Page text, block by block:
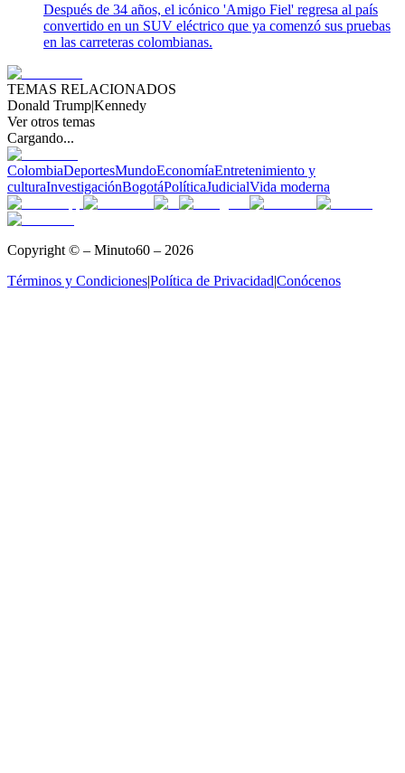
Después de 34 años, el icónico 'Amigo Fiel' regresa al país
convertido en un SUV eléctrico que ya comenzó sus pruebas
en las carreteras colombianas.
TEMAS RELACIONADOS
Donald Trump|Kennedy
Ver otros temas
Cargando...
ColombiaDeportesMundoEconomíaEntretenimiento y
culturaInvestigaciónBogotáPolíticaJudicialVida moderna
Copyright © – Minuto60 – 2026
Términos y Condiciones|Política de Privacidad|Conócenos